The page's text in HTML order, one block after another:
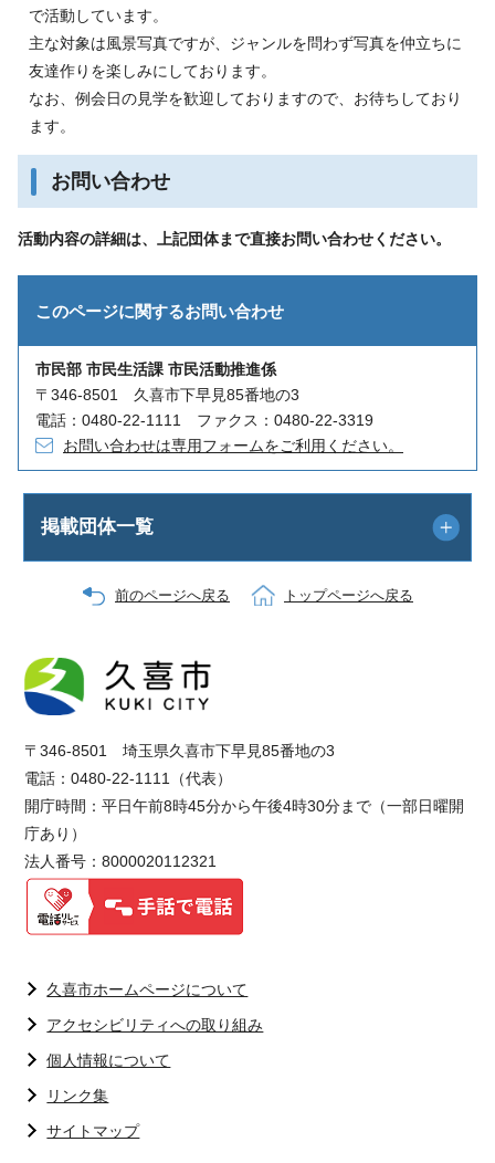
で活動しています。
主な対象は風景写真ですが、ジャンルを問わず写真を仲立ちに
友達作りを楽しみにしております。
なお、例会日の見学を歓迎しておりますので、お待ちしており
ます。
お問い合わせ
活動内容の詳細は、上記団体まで直接お問い合わせください。
このページに関するお問い合わせ
市民部 市民生活課 市民活動推進係
〒346-8501 久喜市下早見85番地の3
電話：0480-22-1111 ファクス：0480-22-3319
お問い合わせは専用フォームをご利用ください。
掲載団体一覧
前のページへ戻る トップページへ戻る
〒346-8501 埼玉県久喜市下早見85番地の3
電話：0480-22-1111（代表）
開庁時間：平日午前8時45分から午後4時30分まで（一部日曜開
庁あり）
法人番号：8000020112321
久喜市ホームページについて
アクセシビリティへの取り組み
個人情報について
リンク集
サイトマップ